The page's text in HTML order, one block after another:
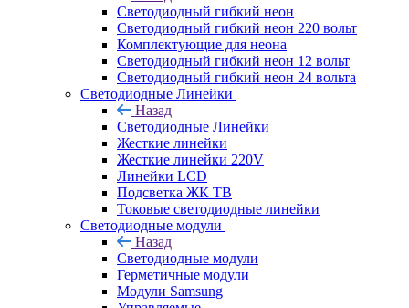
Светодиодный гибкий неон
Светодиодный гибкий неон 220 вольт
Комплектующие для неона
Светодиодный гибкий неон 12 вольт
Светодиодный гибкий неон 24 вольта
Светодиодные Линейки
Назад
Светодиодные Линейки
Жесткие линейки
Жесткие линейки 220V
Линейки LCD
Подсветка ЖК ТВ
Токовые светодиодные линейки
Светодиодные модули
Назад
Светодиодные модули
Герметичные модули
Модули Samsung